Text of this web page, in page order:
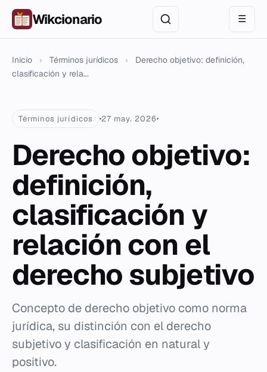
Wikcionario ☰
Inicio › Términos jurídicos ›
Derecho objetivo: definición,
clasificación y rela...
Términos jurídicos 27 may. 2026
Derecho objetivo:
definición,
clasificación y
relación con el
derecho subjetivo
Concepto de derecho objetivo como norma
jurídica, su distinción con el derecho
subjetivo y clasificación en natural y
positivo.